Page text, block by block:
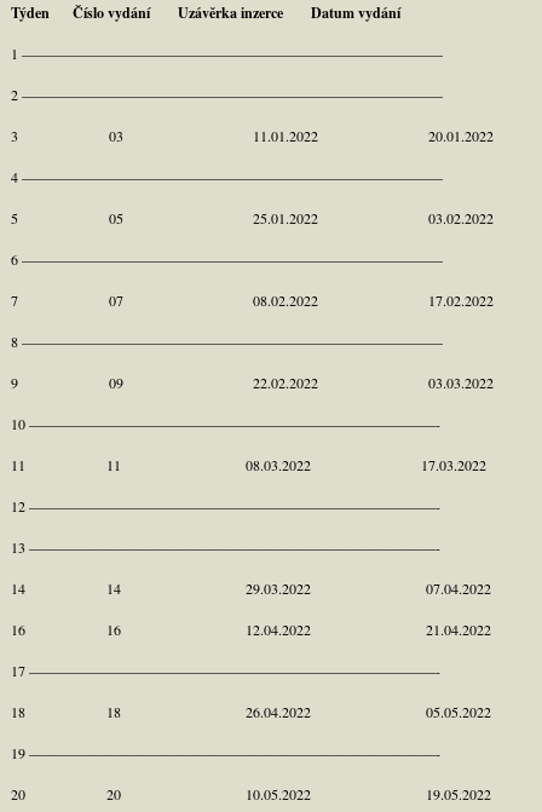
Týden Číslo vydání Uzávěrka inzerce Datum vydání
1 —————————————————————————————
2 —————————————————————————————
3 03 11.01.2022 20.01.2022
4 —————————————————————————————
5 05 25.01.2022 03.02.2022
6 —————————————————————————————
7 07 08.02.2022 17.02.2022
8 —————————————————————————————
9 09 22.02.2022 03.03.2022
10 ————————————————————————————-
11 11 08.03.2022 17.03.2022
12 ————————————————————————————-
13 ————————————————————————————-
14 14 29.03.2022 07.04.2022
16 16 12.04.2022 21.04.2022
17 ————————————————————————————-
18 18 26.04.2022 05.05.2022
19 ————————————————————————————-
20 20 10.05.2022 19.05.2022